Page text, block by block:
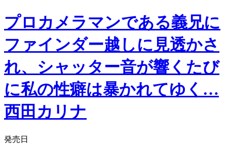
プロカメラマンである義兄に
ファインダー越しに見透かさ
れ、シャッター音が響くたび
に私の性癖は暴かれてゆく…
西田カリナ
発売日